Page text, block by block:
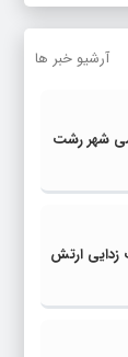
آرشیو خبر ها
شهر رشت
زدایی ارتش